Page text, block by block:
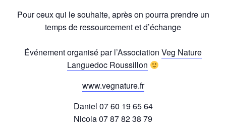
Pour ceux qui le souhaite, après on pourra prendre un
temps de ressourcement et d’échange
Événement organisé par l’Association Veg Nature
Languedoc Roussillon
www.vegnature.fr
Daniel 07 60 19 65 64
Nicola 07 87 82 38 79